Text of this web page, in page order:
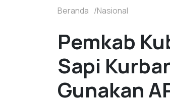
Beranda Nasional
Pemkab
Sapi
Gunakan